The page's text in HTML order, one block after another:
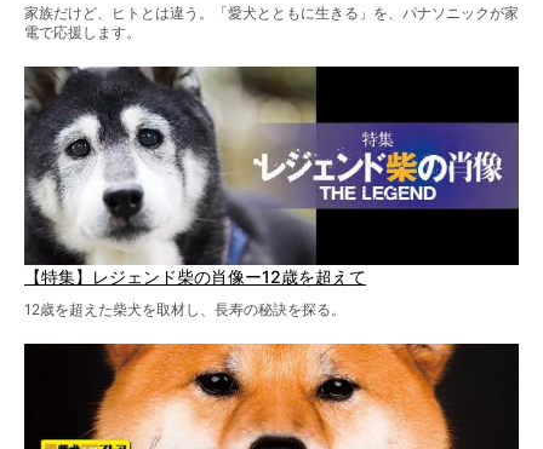
家族だけど、ヒトとは違う。「愛犬とともに生きる」を、パナソニックが家
電で応援します。
【特集】レジェンド柴の肖像ー12歳を超えて
12歳を超えた柴犬を取材し、長寿の秘訣を探る。